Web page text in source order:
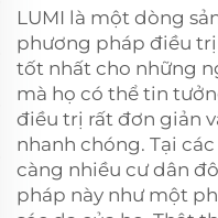
LUMI là một dòng
phương pháp điều
tốt nhất cho những
mà họ có thể tin
điều trị rất đơn giản
nhanh chóng. Tại
càng nhiều cư dân
pháp này như một